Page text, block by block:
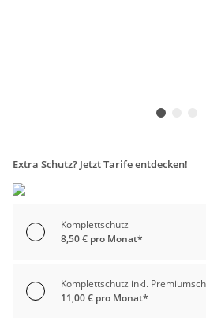
Extra Schutz? Jetzt Tarife entdecken!
Komplettschutz
8,50 € pro Monat*
Komplettschutz inkl.
11,00 € pro Monat*